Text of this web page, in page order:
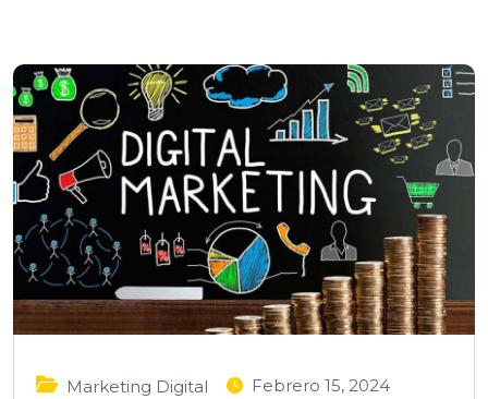
Marketing Digital
Febrero 15, 2024